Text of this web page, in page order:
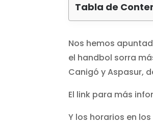
Tabla de
Nos hemos
el handbol sorra
Canigó y Aspasur,
El link para más
Y los horarios en